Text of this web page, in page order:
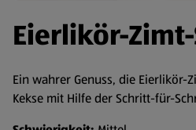
Eierlikör-
Ein wahrer Genuss, die Eierlikör-
Kekse mit Hilfe der Schritt-für-